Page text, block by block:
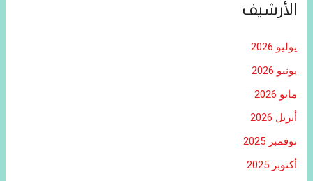
الأرشيف
يوليو 2026
يونيو 2026
مايو 2026
أبريل 2026
نوفمبر 2025
أكتوبر 2025